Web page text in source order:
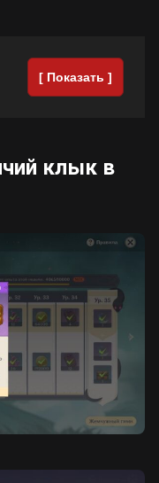
[ Показать ]
клык в